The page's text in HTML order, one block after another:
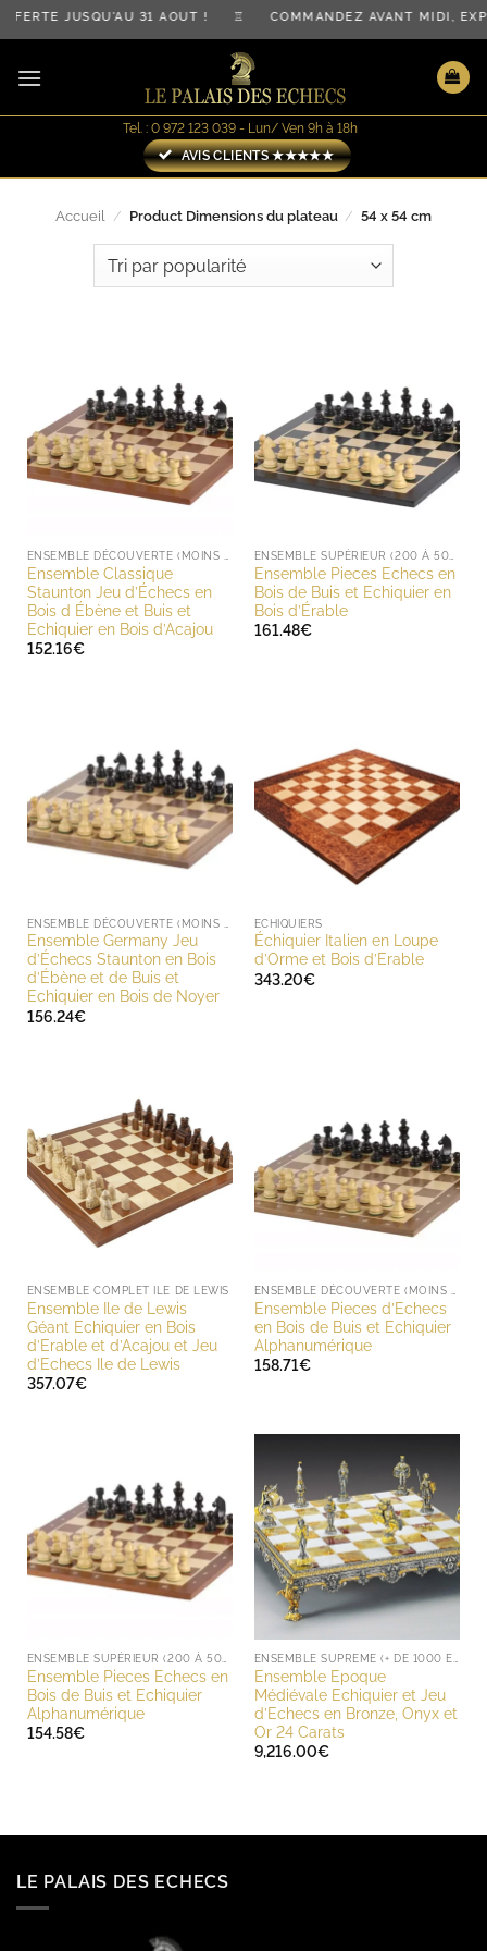
Passer
au
contenu
JUSQU'AU 31 AOÛT ! ♖ COMMANDEZ AVANT MIDI,
Tel. : 0 972 123 039 - Lun/ Ven 9h à 18h
AVIS CLIENTS ★★★★★
Accueil / Product Dimensions du plateau / 54 x 54 cm
Ensemble Classique
Staunton Jeu d’Échecs en
Bois d Ébène et Buis et
Echiquier en Bois d’Acajou
152.16€
Ensemble Pieces Echecs en
Bois de Buis et Echiquier en
Bois d’Érable
161.48€
Ensemble Germany Jeu
d’Échecs Staunton en Bois
d’Ébène et de Buis et
Echiquier en Bois de Noyer
156.24€
ECHIQUIERS
Échiquier Italien en Loupe
d’Orme et Bois d’Erable
343.20€
ENSEMBLE COMPLET ILE DE LEWIS
Ensemble Ile de Lewis
Géant Echiquier en Bois
d’Erable et d’Acajou et Jeu
d’Echecs Ile de Lewis
357.07€
Ensemble Pieces d’Echecs
en Bois de Buis et Echiquier
Alphanumérique
158.71€
Ensemble Pieces Echecs en
Bois de Buis et Echiquier
Alphanumérique
154.58€
Ensemble Epoque
Médiévale Echiquier et Jeu
d’Echecs en Bronze, Onyx et
Or 24 Carats
9,216.00€
LE PALAIS DES ECHECS